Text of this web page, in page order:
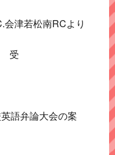
会津若松南RCより
受
語弁論大会の案